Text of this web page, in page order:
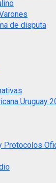
de disputa
Uruguay
Protocolos